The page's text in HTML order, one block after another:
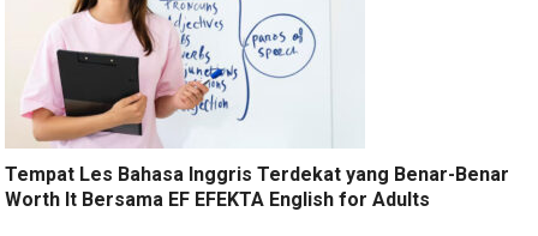
Tempat Les Bahasa Inggris Terdekat yang Benar-Benar
Worth It Bersama EF EFEKTA English for Adults